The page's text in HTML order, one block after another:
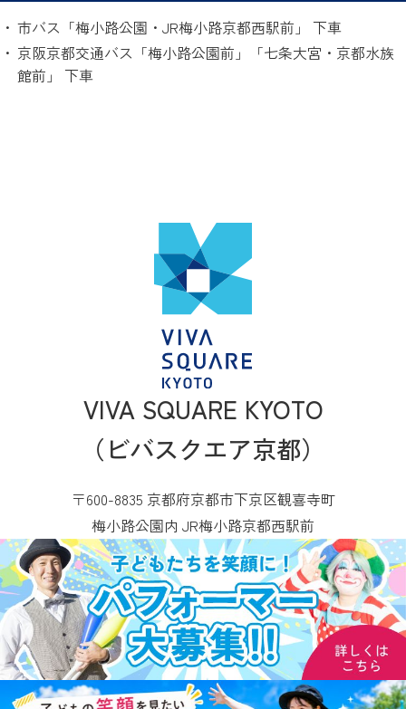
市バス「梅小路公園・JR梅小路京都西駅前」 下車
京阪京都交通バス「梅小路公園前」「七条大宮・京都水族
館前」 下車
VIVA SQUARE KYOTO
（ビバスクエア京都）
〒600-8835 京都府京都市下京区観喜寺町
梅小路公園内 JR梅小路京都西駅前